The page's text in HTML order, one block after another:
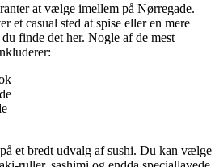
at vælge imellem på Nørregade.
et casual sted at spise eller en mere
finde det her. Nogle af de mest
et bredt udvalg af sushi. Du kan vælge